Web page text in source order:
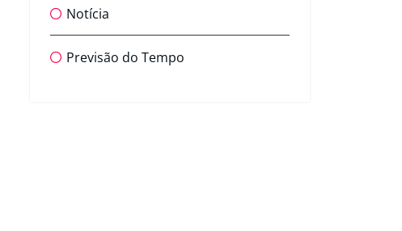
Notícia
Previsão do Tempo